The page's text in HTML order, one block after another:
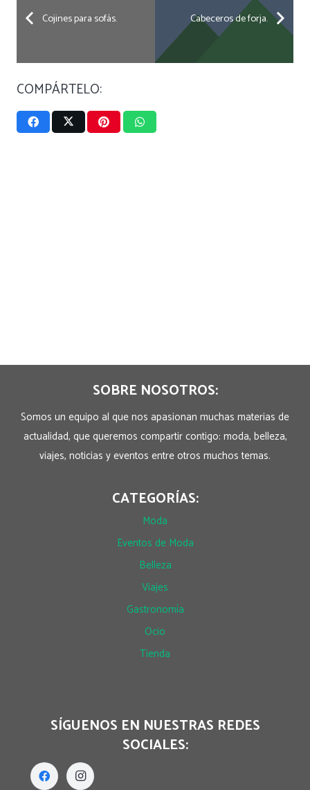
Cojines para sofás. Cabeceros de forja.
COMPÁRTELO:
SOBRE NOSOTROS:
Somos un equipo al que nos apasionan muchas materias de
actualidad, que queremos compartir contigo: moda, belleza,
viajes, noticias y eventos entre otros muchos temas.
CATEGORÍAS:
Moda
Eventos de Moda
Belleza
Viajes
Gastronomía
Ocio
Tienda
SÍGUENOS EN NUESTRAS REDES
SOCIALES: